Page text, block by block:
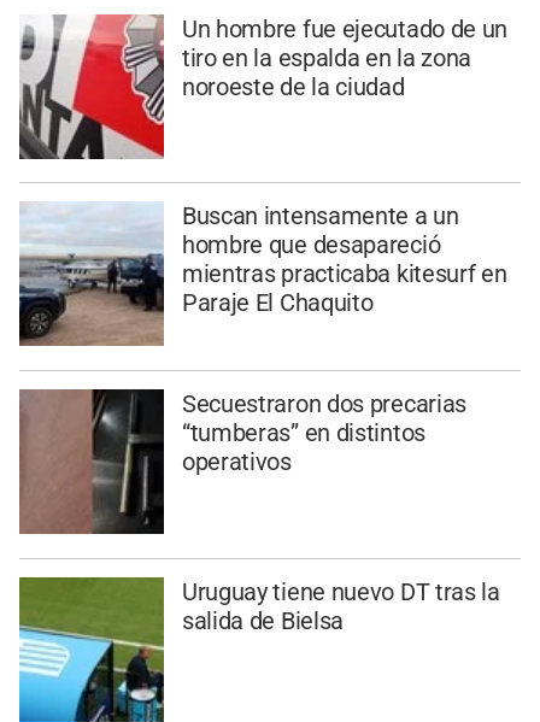
Un hombre fue ejecutado de un
tiro en la espalda en la zona
noroeste de la ciudad
Buscan intensamente a un
hombre que desapareció
mientras practicaba kitesurf en
Paraje El Chaquito
Secuestraron dos precarias
“tumberas” en distintos
operativos
Uruguay tiene nuevo DT tras la
salida de Bielsa